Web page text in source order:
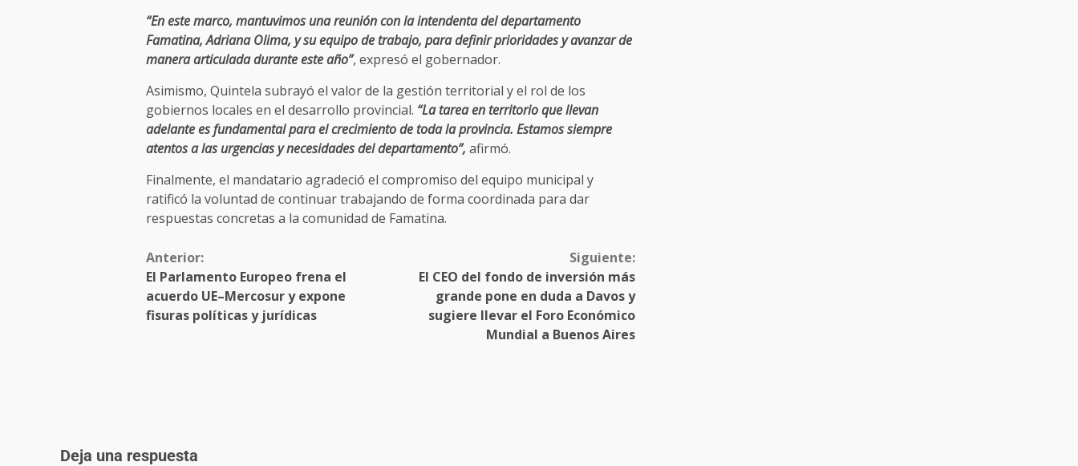
“En este marco, mantuvimos una reunión con la intendenta del departamento
Famatina, Adriana Olima, y su equipo de trabajo, para definir prioridades y avanzar de
manera articulada durante este año”, expresó el gobernador.
Asimismo, Quintela subrayó el valor de la gestión territorial y el rol de los
gobiernos locales en el desarrollo provincial. “La tarea en territorio que llevan
adelante es fundamental para el crecimiento de toda la provincia. Estamos siempre
atentos a las urgencias y necesidades del departamento”, afirmó.
Finalmente, el mandatario agradeció el compromiso del equipo municipal y
ratificó la voluntad de continuar trabajando de forma coordinada para dar
respuestas concretas a la comunidad de Famatina.
Anterior:
El Parlamento Europeo frena el
acuerdo UE–Mercosur y expone
fisuras políticas y jurídicas
Siguiente:
El CEO del fondo de inversión más
grande pone en duda a Davos y
sugiere llevar el Foro Económico
Mundial a Buenos Aires
Deja una respuesta